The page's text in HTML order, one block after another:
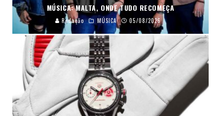
MÚSICA: MALTA, ONDE TUDO RECOMEÇA
Redação MÚSICA 05/08/2026